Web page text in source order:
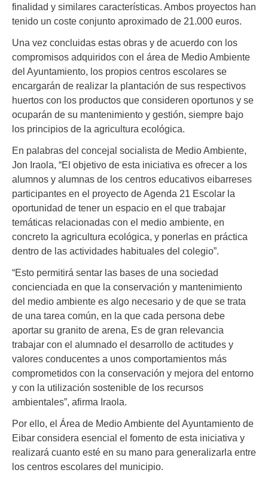
finalidad y similares características. Ambos proyectos han
tenido un coste conjunto aproximado de 21.000 euros.
Una vez concluidas estas obras y de acuerdo con los
compromisos adquiridos con el área de Medio Ambiente
del Ayuntamiento, los propios centros escolares se
encargarán de realizar la plantación de sus respectivos
huertos con los productos que consideren oportunos y se
ocuparán de su mantenimiento y gestión, siempre bajo
los principios de la agricultura ecológica.
En palabras del concejal socialista de Medio Ambiente,
Jon Iraola, “El objetivo de esta iniciativa es ofrecer a los
alumnos y alumnas de los centros educativos eibarreses
participantes en el proyecto de Agenda 21 Escolar la
oportunidad de tener un espacio en el que trabajar
temáticas relacionadas con el medio ambiente, en
concreto la agricultura ecológica, y ponerlas en práctica
dentro de las actividades habituales del colegio”.
“Esto permitirá sentar las bases de una sociedad
concienciada en que la conservación y mantenimiento
del medio ambiente es algo necesario y de que se trata
de una tarea común, en la que cada persona debe
aportar su granito de arena, Es de gran relevancia
trabajar con el alumnado el desarrollo de actitudes y
valores conducentes a unos comportamientos más
comprometidos con la conservación y mejora del entorno
y con la utilización sostenible de los recursos
ambientales”, afirma Iraola.
Por ello, el Área de Medio Ambiente del Ayuntamiento de
Eibar considera esencial el fomento de esta iniciativa y
realizará cuanto esté en su mano para generalizarla entre
los centros escolares del municipio.